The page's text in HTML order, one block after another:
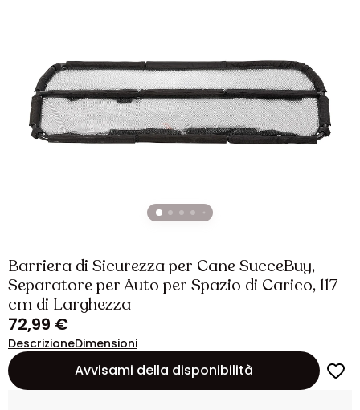
Barriera di Sicurezza per Cane SucceBuy,
Separatore per Auto per Spazio di Carico, 117
cm di Larghezza
72,99 €
DescrizioneDimensioni
Avvisami della disponibilità